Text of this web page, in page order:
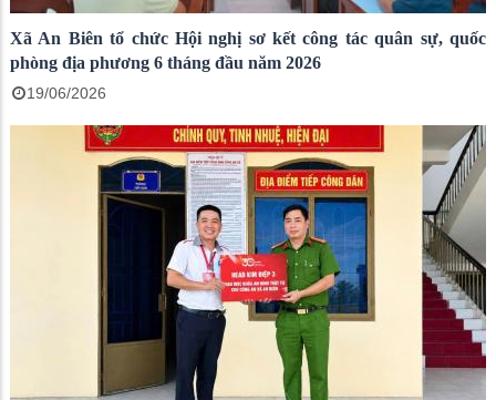
Xã An Biên tổ chức Hội nghị sơ kết công tác quân sự, quốc
phòng địa phương 6 tháng đầu năm 2026
19/06/2026